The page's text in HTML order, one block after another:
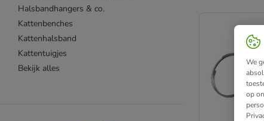
Halsbandhangers & co.
Kattenbenches
Kattenhalsband
Kattentuigjes
Bekijk alles
We
op